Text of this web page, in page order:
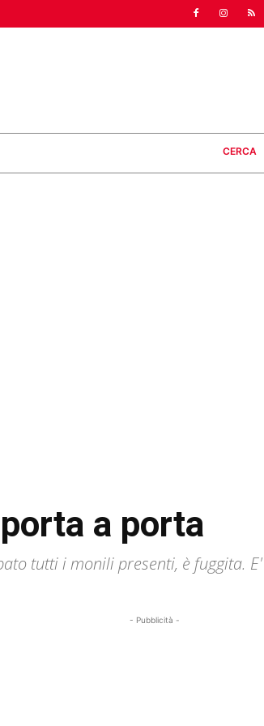
CERCA
a porta
tutti i monili presenti, è fuggita. E'
- Pubblicità -